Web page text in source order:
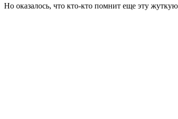
Но оказалось, что кто-кто помнит еще эту